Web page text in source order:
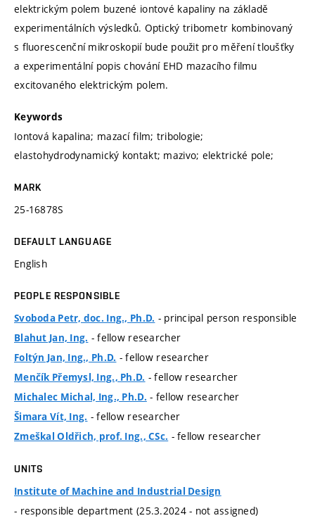
elektrickým polem buzené iontové kapaliny na základě
experimentálních výsledků. Optický tribometr kombinovaný
s fluorescenční mikroskopií bude použit pro měření tloušťky
a experimentální popis chování EHD mazacího filmu
excitovaného elektrickým polem.
Keywords
Iontová kapalina; mazací film; tribologie;
elastohydrodynamický kontakt; mazivo; elektrické pole;
MARK
25-16878S
DEFAULT LANGUAGE
English
PEOPLE RESPONSIBLE
Svoboda Petr, doc. Ing., Ph.D. - principal person responsible
Blahut Jan, Ing. - fellow researcher
Foltýn Jan, Ing., Ph.D. - fellow researcher
Menčík Přemysl, Ing., Ph.D. - fellow researcher
Michalec Michal, Ing., Ph.D. - fellow researcher
Šimara Vít, Ing. - fellow researcher
Zmeškal Oldřich, prof. Ing., CSc. - fellow researcher
UNITS
Institute of Machine and Industrial Design
- responsible department (25.3.2024 - not assigned)